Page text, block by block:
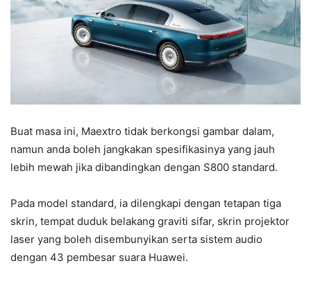
Buat masa ini, Maextro tidak berkongsi gambar dalam,
namun anda boleh jangkakan spesifikasinya yang jauh
lebih mewah jika dibandingkan dengan S800 standard.
Pada model standard, ia dilengkapi dengan tetapan tiga
skrin, tempat duduk belakang graviti sifar, skrin projektor
laser yang boleh disembunyikan serta sistem audio
dengan 43 pembesar suara Huawei.